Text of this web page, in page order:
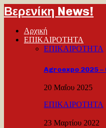
Βερενίκη News!
Αρχική
ΕΠΙΚΑΙΡΟΤΗΤΑ
ΕΠΙΚΑΙΡΟΤΗΤΑ
Agroexpo 2025 –
20 Μαΐου 2025
ΕΠΙΚΑΙΡΟΤΗΤΑ
23 Μαρτίου 2022